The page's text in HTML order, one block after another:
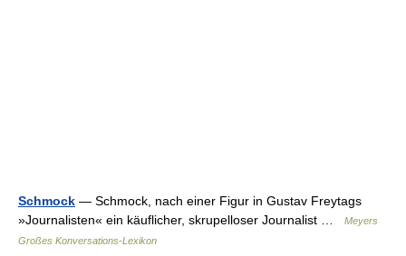
Schmock — Schmock, nach einer Figur in Gustav Freytags
»Journalisten« ein käuflicher, skrupelloser Journalist …
Meyers
Großes Konversations-Lexikon